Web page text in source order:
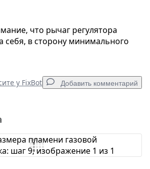
что рычаг регулятора
себя, в сторону минимального
у FixBot Добавить комментарий